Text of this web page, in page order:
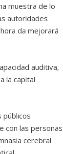
muestra de lo
autoridades
da mejorará
auditiva,
la capital
públicos
con las personas
cerebral